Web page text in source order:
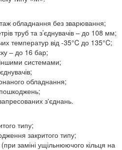
обладнання без зварювання;
труб та з’єднувачів – до 108 мм;
температур від -35°C до 135°C;
– до 16 бар;
системами;
обладнання;
пошкоджень;
з'єднань.
типу;
закритого типу;
заміні ущільнюючого кільця на